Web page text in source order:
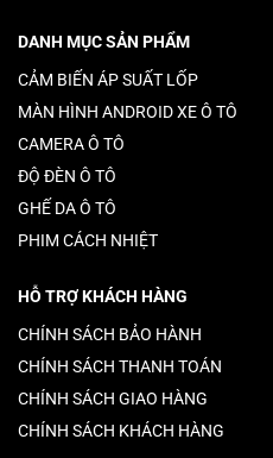
DANH MỤC SẢN PHẨM
CẢM BIẾN ÁP SUẤT LỐP
MÀN HÌNH ANDROID XE Ô TÔ
CAMERA Ô TÔ
ĐỘ ĐÈN Ô TÔ
GHẾ DA Ô TÔ
PHIM CÁCH NHIỆT
HỖ TRỢ KHÁCH HÀNG
CHÍNH SÁCH BẢO HÀNH
CHÍNH SÁCH THANH TOÁN
CHÍNH SÁCH GIAO HÀNG
CHÍNH SÁCH KHÁCH HÀNG